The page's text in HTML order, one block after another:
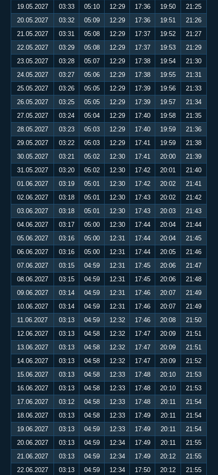
19.05.2027
03:33 05:10 12:29 17:36 19:50
21:25
20.05.2027
03:32 05:09 12:29 17:36 19:51
21:26
21.05.2027
03:31 05:08 12:29 17:37 19:52
21:27
22.05.2027
03:29 05:08 12:29 17:37 19:53
21:29
23.05.2027
03:28 05:07 12:29 17:38 19:54
21:30
24.05.2027
03:27 05:06 12:29 17:38 19:55
21:31
25.05.2027
03:26 05:05 12:29 17:39 19:56
21:33
26.05.2027
03:25 05:05 12:29 17:39 19:57
21:34
27.05.2027
03:24 05:04 12:29 17:40 19:58
21:35
28.05.2027
03:23 05:03 12:29 17:40 19:59
21:36
29.05.2027
03:22 05:03 12:29 17:41 19:59
21:38
30.05.2027
03:21 05:02 12:30 17:41 20:00
21:39
31.05.2027
03:20 05:02 12:30 17:42 20:01
21:40
01.06.2027
03:19 05:01 12:30 17:42 20:02
21:41
02.06.2027
03:18 05:01 12:30 17:43 20:02
21:42
03.06.2027
03:18 05:01 12:30 17:43 20:03
21:43
04.06.2027
03:17 05:00 12:30 17:44 20:04
21:44
05.06.2027
03:16 05:00 12:31 17:44 20:04
21:45
06.06.2027
03:16 05:00 12:31 17:44 20:05
21:46
07.06.2027
03:15 04:59 12:31 17:45 20:06
21:47
08.06.2027
03:15 04:59 12:31 17:45 20:06
21:48
09.06.2027
03:14 04:59 12:31 17:46 20:07
21:49
10.06.2027
03:14 04:59 12:31 17:46 20:07
21:49
11.06.2027
03:13 04:59 12:32 17:46 20:08
21:50
12.06.2027
03:13 04:58 12:32 17:47 20:09
21:51
13.06.2027
03:13 04:58 12:32 17:47 20:09
21:51
14.06.2027
03:13 04:58 12:32 17:47 20:09
21:52
15.06.2027
03:13 04:58 12:33 17:48 20:10
21:53
16.06.2027
03:13 04:58 12:33 17:48 20:10
21:53
17.06.2027
03:12 04:58 12:33 17:48 20:11
21:54
18.06.2027
03:13 04:58 12:33 17:49 20:11
21:54
19.06.2027
03:13 04:59 12:33 17:49 20:11
21:54
20.06.2027
03:13 04:59 12:34 17:49 20:11
21:55
21.06.2027
03:13 04:59 12:34 17:49 20:12
21:55
22.06.2027
03:13 04:59 12:34 17:50 20:12
21:55